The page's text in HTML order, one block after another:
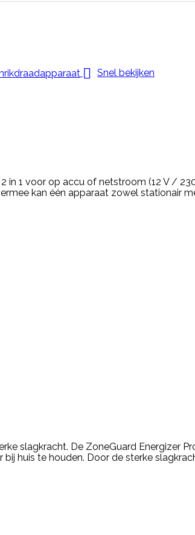
 Snel bekijken
in 1 voor op accu of netstroom (12 V /
kan één apparaat zowel stationair
slagkracht. De ZoneGuard Energizer
huis te houden. Door de sterke